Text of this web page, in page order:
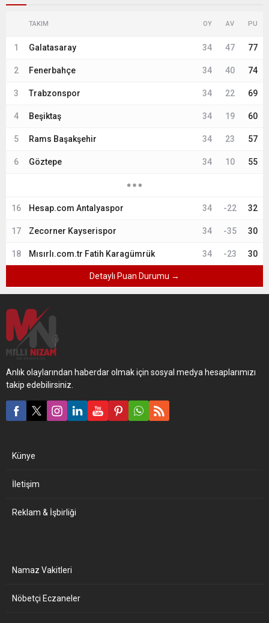
TAKIM OY AV PU
1 Galatasaray 34 47 77
2 Fenerbahçe 34 40 74
3 Trabzonspor 34 22 69
4 Beşiktaş 34 19 60
5 Rams Başakşehir 34 23 57
6 Göztepe 34 10 55
16 Hesap.com Antalyaspor 34 -22 32
17 Zecorner Kayserispor 34 -35 30
18 Mısırlı.com.tr Fatih Karagümrük 34 -23 30
Detaylı Puan Durumu →
Anlık olaylarından haberdar olmak için sosyal medya hesaplarımızı
takip edebilirsiniz.
Künye
İletişim
Reklam & İşbirliği
Namaz Vakitleri
Nöbetçi Eczaneler